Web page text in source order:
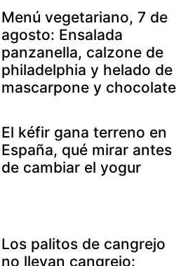
Menú vegetariano, 7 de
agosto: Ensalada
panzanella, calzone de
philadelphia y helado de
mascarpone y chocolate
El kéfir gana terreno en
España, qué mirar antes
de cambiar el yogur
Los palitos de cangrejo
no llevan cangrejo: